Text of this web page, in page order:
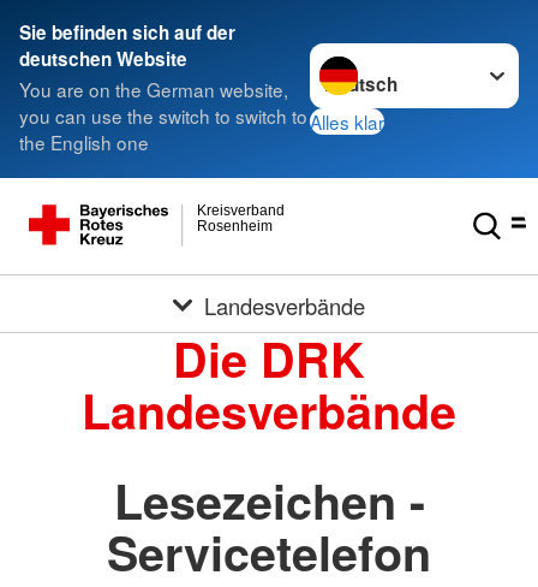
Sie befinden sich auf der
deutschen Website
You are on the German website,
you can use the switch to switch to
the English one
Sprache wechseln zu
Alles klar
Rosenheim
Kreisverband
Landesverbände
Die DRK
Landesverbände
Lesezeichen -
Servicetelefon